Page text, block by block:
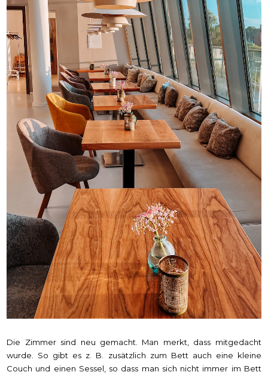
Die Zimmer sind neu gemacht. Man merkt, dass mitgedacht
wurde. So gibt es z. B. zusätzlich zum Bett auch eine kleine
Couch und einen Sessel, so dass man sich nicht immer im Bett